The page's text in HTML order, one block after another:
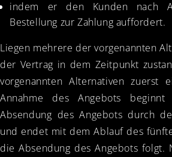
indem er den Kunden nach
Bestellung zur Zahlung auffordert.
Liegen mehrere der vorgenannten
der Vertrag in dem Zeitpunkt
vorgenannten Alternativen zuerst
Annahme des Angebots
Absendung des Angebots durch
und endet mit dem Ablauf des
die Absendung des Angebots folgt.